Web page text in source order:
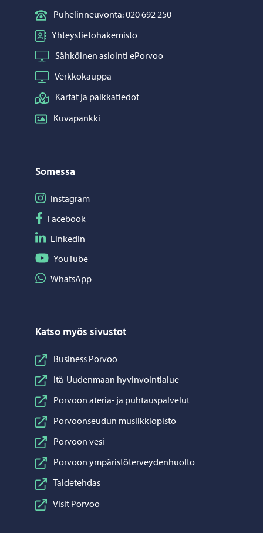
Puhelinneuvonta: 020 692 250
Yhteystietohakemisto
Sähköinen asiointi ePorvoo
Verkkokauppa
Kartat ja paikkatiedot
Kuvapankki
Somessa
Seuraa Instagram
Instagram
Seuraa Facebook
Facebook
Seuraa LinkedIn
LinkedIn
Seuraa YouTube
YouTube
Jaa WhatsApp
WhatsApp
Katso myös sivustot
Business Porvoo
Itä-Uudenmaan hyvinvointialue
Porvoon ateria- ja puhtauspalvelut
Porvoonseudun musiikkiopisto
Porvoon vesi
Porvoon ympäristöterveydenhuolto
Taidetehdas
Visit Porvoo